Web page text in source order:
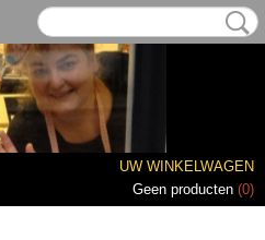
UW WINKELWAGEN
Geen producten (0)